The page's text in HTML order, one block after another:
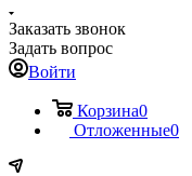
Заказать звонок
Задать вопрос
Войти
Корзина0
Отложенные0